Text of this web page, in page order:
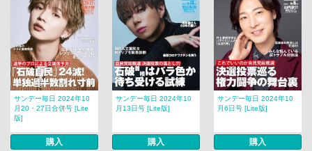
サンデー毎日 2024年10
月20・27日合併号 [Lite
版]
購入
サンデー毎日 2024年10
月13日号 [Lite版]
購入
サンデー毎日 2024年10
月6日号 [Lite版]
購入